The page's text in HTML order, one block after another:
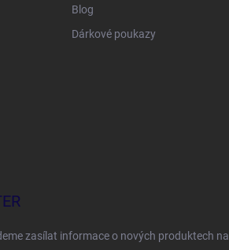
Blog
Dárkové poukazy
zasílat informace o nových produktech na